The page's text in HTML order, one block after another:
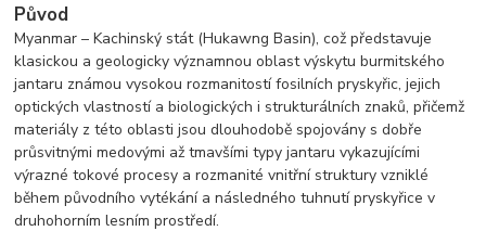
Původ
Myanmar – Kachinský stát (Hukawng Basin), což představuje
klasickou a geologicky významnou oblast výskytu burmitského
jantaru známou vysokou rozmanitostí fosilních pryskyřic, jejich
optických vlastností a biologických i strukturálních znaků, přičemž
materiály z této oblasti jsou dlouhodobě spojovány s dobře
průsvitnými medovými až tmavšími typy jantaru vykazujícími
výrazné tokové procesy a rozmanité vnitřní struktury vzniklé
během původního vytékání a následného tuhnutí pryskyřice v
druhohorním lesním prostředí.